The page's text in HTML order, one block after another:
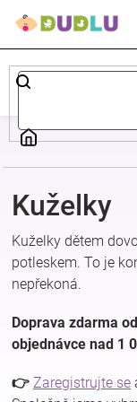
Dětské
a
kojenecké
oblečení
Pokojíček
kojenecká
Kuželky
Kuželky dětem
potleskem. To je
nepřekoná.
Doprava zdarma
objednávce nad 1
👉 Zaregistrujte se